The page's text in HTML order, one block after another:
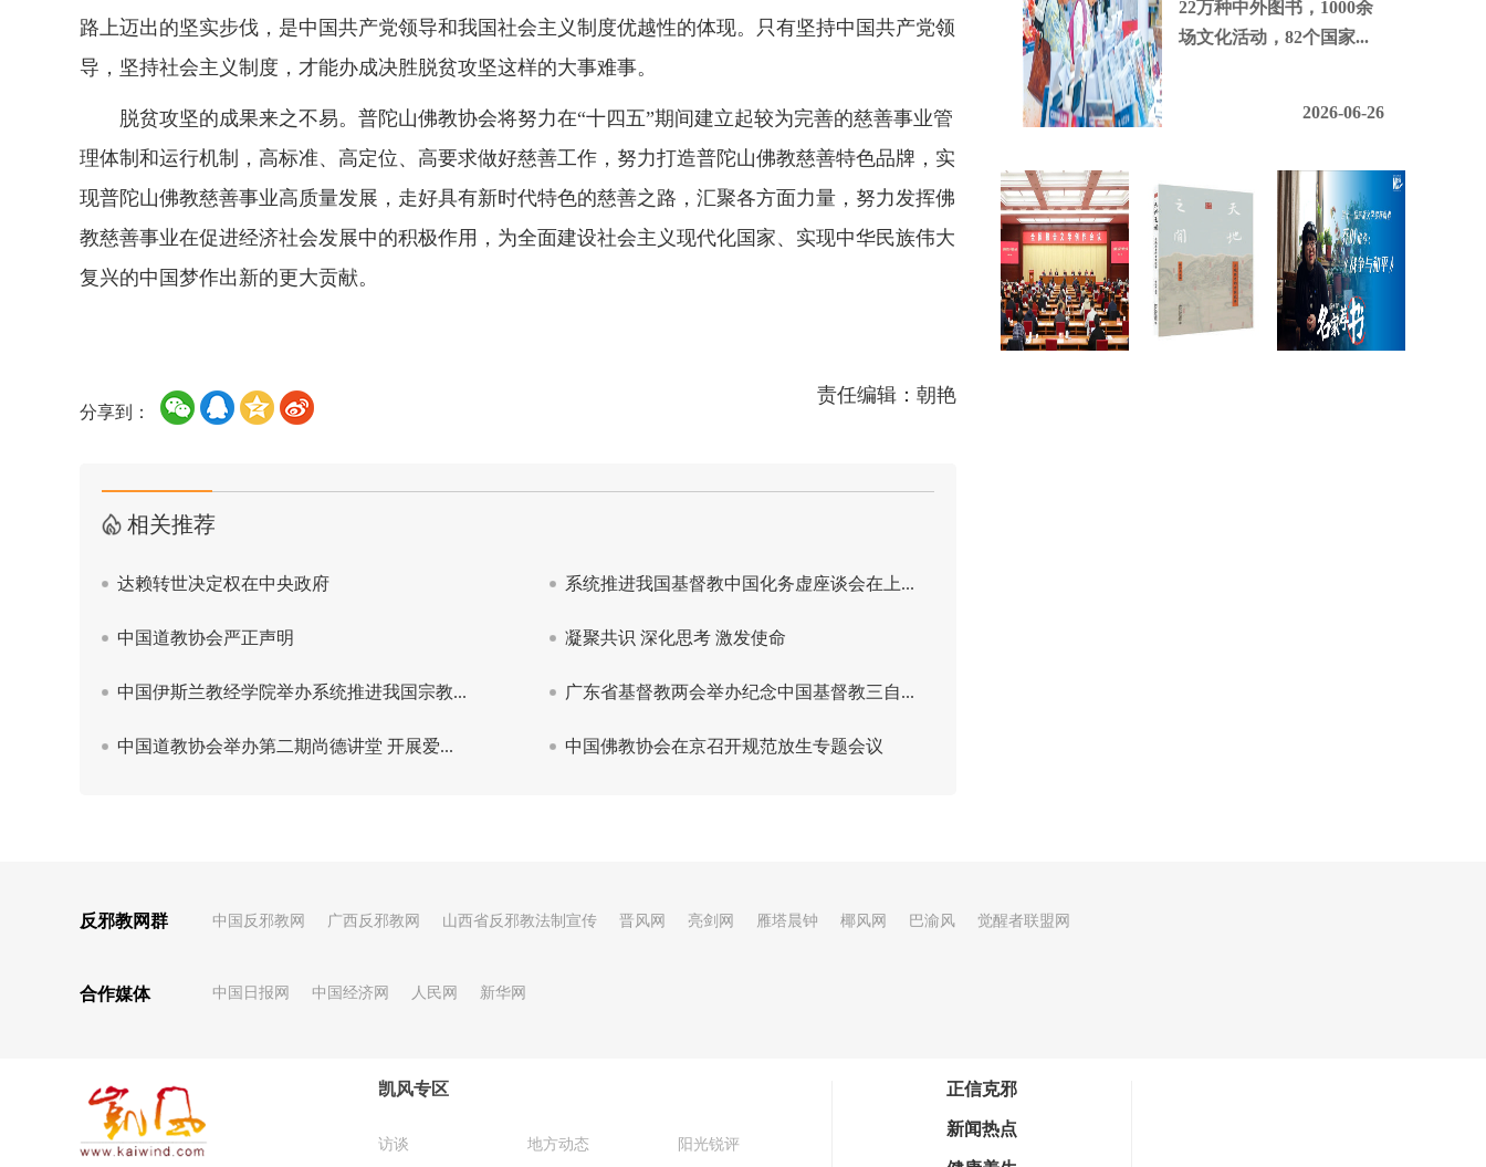
路上迈出的坚实步伐，是中国共产党领导和我国社会主义制度优越性的体现。只有坚持中国共产党领
导，坚持社会主义制度，才能办成决胜脱贫攻坚这样的大事难事。
脱贫攻坚的成果来之不易。普陀山佛教协会将努力在“十四五”期间建立起较为完善的慈善事业管
理体制和运行机制，高标准、高定位、高要求做好慈善工作，努力打造普陀山佛教慈善特色品牌，实
现普陀山佛教慈善事业高质量发展，走好具有新时代特色的慈善之路，汇聚各方面力量，努力发挥佛
教慈善事业在促进经济社会发展中的积极作用，为全面建设社会主义现代化国家、实现中华民族伟大
复兴的中国梦作出新的更大贡献。
分享到：
责任编辑：朝艳
反邪教网群
合作媒体
中国反邪教网 广西反邪教网 山西省反邪教法制宣传 晋风网 亮剑网 雁塔晨钟 椰风网 巴渝风 觉醒者联盟网
中国日报网 中国经济网 人民网 新华网
凯风专区
访谈 地方动态 阳光锐评
正信克邪
新闻热点